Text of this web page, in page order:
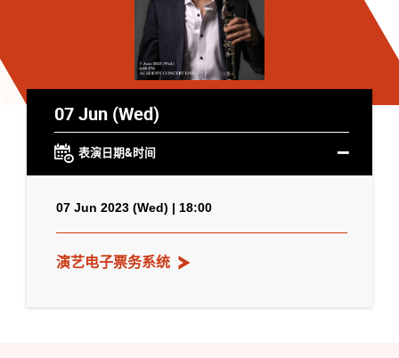
07 Jun (Wed)
表演日期&时间
07 Jun 2023 (Wed) | 18:00
演艺电子票务系统